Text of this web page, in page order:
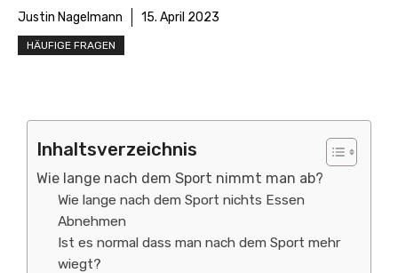
Justin Nagelmann 15. April 2023
HÄUFIGE FRAGEN
Inhaltsverzeichnis
Wie lange nach dem Sport nimmt man ab?
Wie lange nach dem Sport nichts Essen
Abnehmen
Ist es normal dass man nach dem Sport mehr
wiegt?